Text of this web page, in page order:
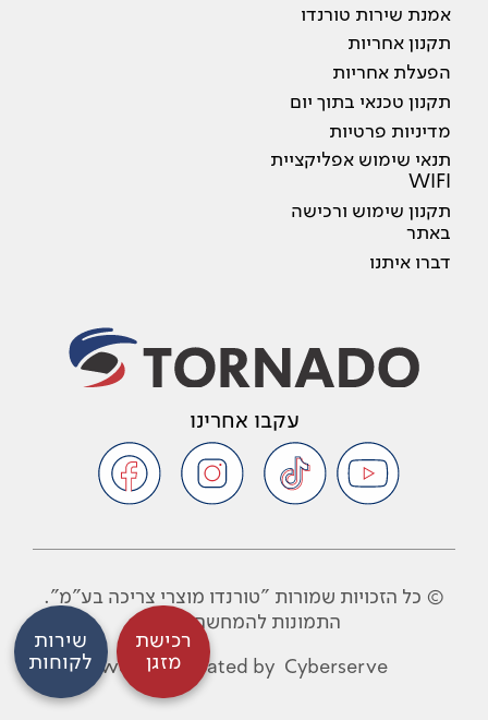
אמנת שירות טורנדו
תקנון אחריות
הפעלת אחריות
תקנון טכנאי בתוך יום
מדיניות פרטיות
תנאי שימוש אפליקציית
WIFI
תקנון שימוש ורכישה
באתר
דברו איתנו
עקבו אחרינו
© כל הזכויות שמורות "טורנדו מוצרי צריכה בע"מ".
התמונות להמחשה בלבד
website created by Cyberserve
רכישת
מזגן
שירות
לקוחות